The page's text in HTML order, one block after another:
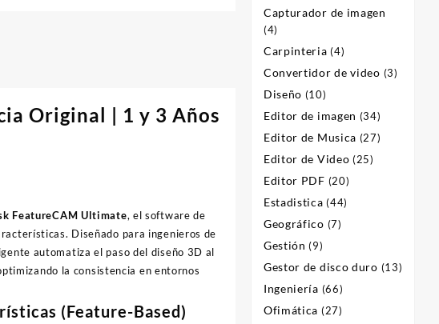
Original | 1 y 3 Años
FeatureCAM Ultimate, el software de
Diseñado para ingenieros de
automatiza el paso del diseño 3D al
la consistencia en entornos
(Feature-Based)
Capturador de imagen
(4)
Carpinteria (4)
Convertidor de video (3)
Diseño (10)
Editor de imagen (34)
Editor de Musica (27)
Editor de Video (25)
Editor PDF (20)
Estadistica (44)
Geográfico (7)
Gestión (9)
Gestor de disco duro (13)
Ingeniería (66)
Ofimática (27)